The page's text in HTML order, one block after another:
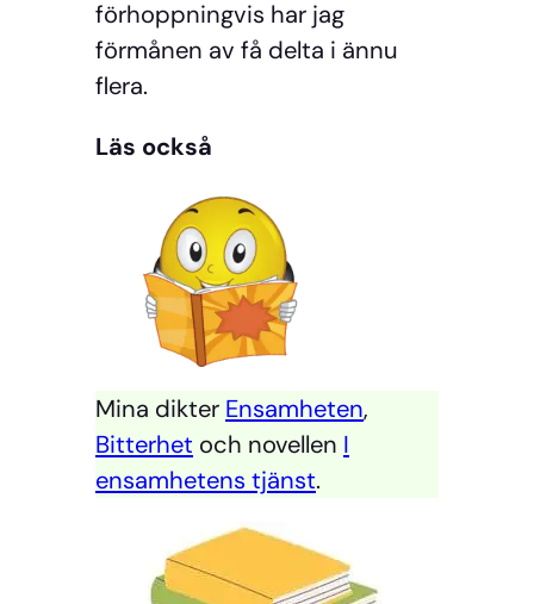
förhoppningvis har jag
förmånen av få delta i ännu
flera.
Läs också
Mina dikter Ensamheten,
Bitterhet och novellen I
ensamhetens tjänst.